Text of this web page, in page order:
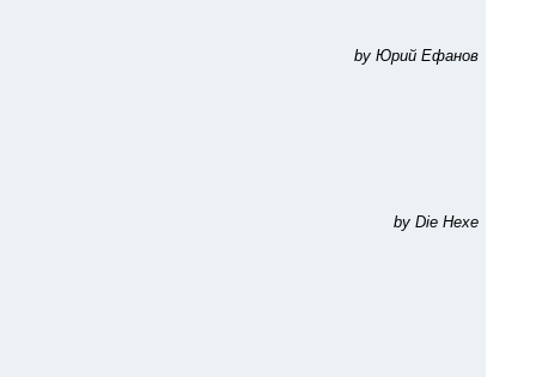
by Юрий Ефанов
by Die Hexe